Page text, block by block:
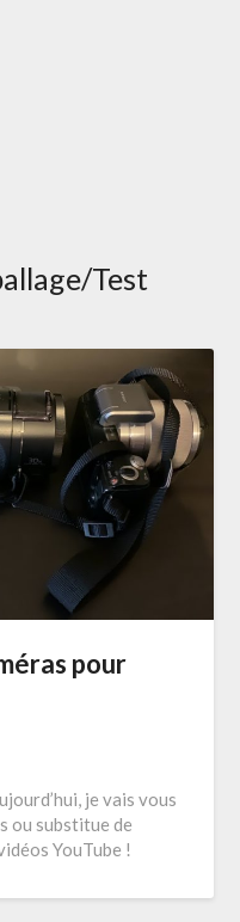
Test
pour
je vais vous
ou substitue de
YouTube !